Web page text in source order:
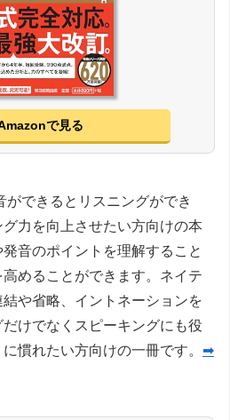
で見る
ができるとリスニングができ
力を向上させたい方向けの本
音のポイントを理解すること
めることができます。ネイテ
や省略、イントネーションを
けでなくスピーキングにも役
慣れたい方向けの一冊です。 ➡